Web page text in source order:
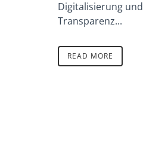
Digitalisierung und
Transparenz...
READ MORE